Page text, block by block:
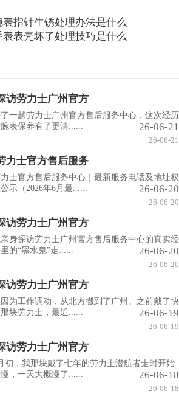
表指针生锈处理办法是什么
表表壳坏了处理技巧是什么
访劳力士广州官方
一趟劳力士广州官方售后服务中心，这次经历
表保养有了更清......
26-06-21
26-06-21
力士官方售后服务
士官方售后服务中心｜最新服务电话及地址权
示（2026年6月最......
26-06-20
26-06-20
访劳力士广州官方
身探访劳力士广州官方售后服务中心的真实经
的“黑水鬼”走......
26-06-20
26-06-20
访劳力士广州官方
为工作调动，从北方搬到了广州。之前戴了快
块劳力士，最近......
26-06-19
26-06-19
访劳力士广州官方
初，我那块戴了七年的劳力士潜航者走时开始
，一天大概慢了......
26-06-18
26-06-18